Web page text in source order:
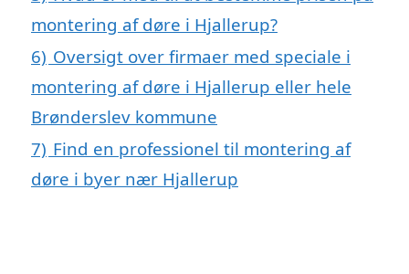
montering af døre i Hjallerup?
6) Oversigt over firmaer med speciale i
montering af døre i Hjallerup eller hele
Brønderslev kommune
7) Find en professionel til montering af
døre i byer nær Hjallerup